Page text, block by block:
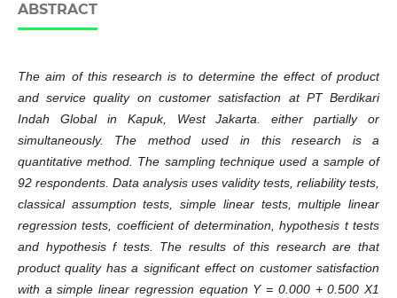
ABSTRACT
The aim of this research is to determine the effect of product
and service quality on customer satisfaction at PT Berdikari
Indah Global in Kapuk, West Jakarta. either partially or
simultaneously. The method used in this research is a
quantitative method. The sampling technique used a sample of
92 respondents. Data analysis uses validity tests, reliability tests,
classical assumption tests, simple linear tests, multiple linear
regression tests, coefficient of determination, hypothesis t tests
and hypothesis f tests. The results of this research are that
product quality has a significant effect on customer satisfaction
with a simple linear regression equation Y = 0.000 + 0.500 X1